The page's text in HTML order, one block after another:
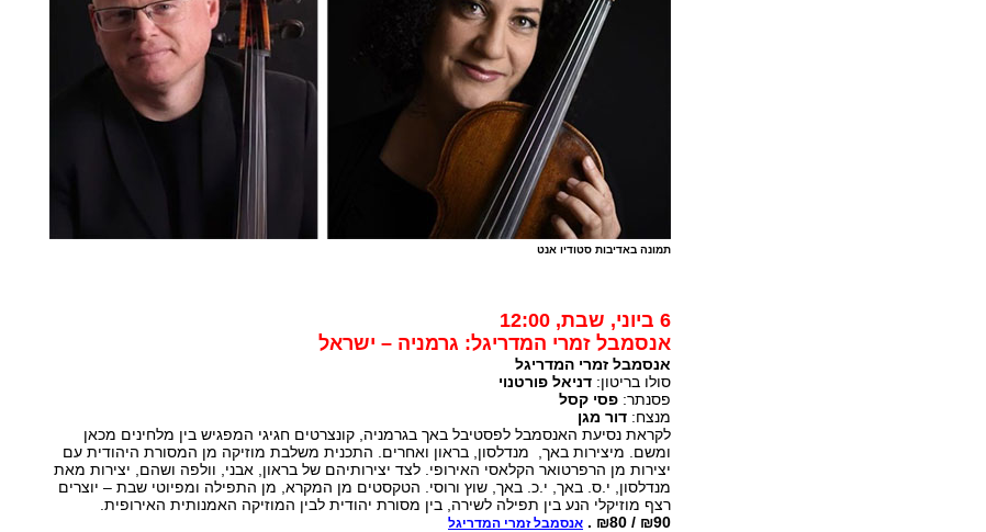
תמונה באדיבות סטודיו אנט
6 ביוני, שבת, 12:00
אנסמבל זמרי המדריגל: גרמניה – ישראל
אנסמבל זמרי המדריגל
סולו בריטון: דניאל פורטנוי
פסנתר: פסי קסל
מנצח: דור מגן
לקראת נסיעת האנסמבל לפסטיבל באך בגרמניה, קונצרטים חגיגי המפגיש בין מלחינים מכאן
ומשם. מיצירות באך, מנדלסון, בראון ואחרים. התכנית משלבת מוזיקה מן המסורת היהודית עם
יצירות מן הרפרטואר הקלאסי האירופי. לצד יצירותיהם של בראון, אבני, וולפה ושהם, יצירות מאת
מנדלסון, י.ס. באך, י.כ. באך, שוץ ורוסי. הטקסטים מן המקרא, מן התפילה ומפיוטי שבת – יוצרים
רצף מוזיקלי הנע בין תפילה לשירה, בין מסורת יהודית לבין המוזיקה האמנותית האירופית.
₪90 / ₪80 .
אנסמבל זמרי המדריגל